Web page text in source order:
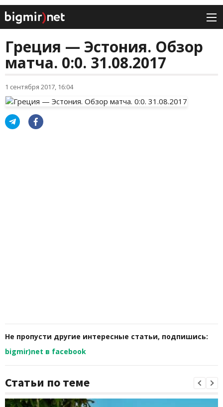
Греция — Эстония. Обзор
матча. 0:0. 31.08.2017
1 сентября 2017, 16:04
Не пропусти другие интересные статьи, подпишись:
bigmir)net в facebook
Статьи по теме